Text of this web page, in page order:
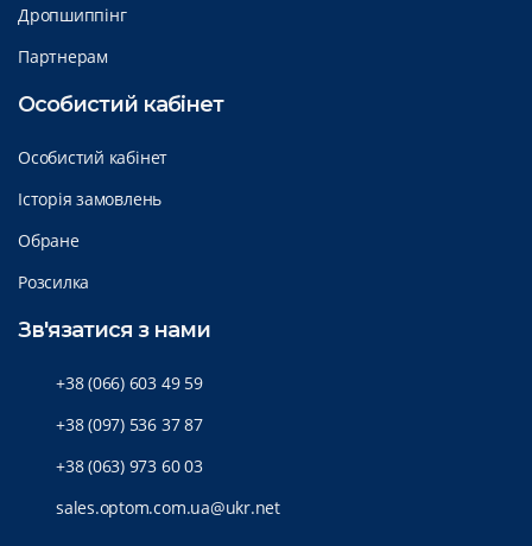
Дропшиппінг
Партнерам
Особистий кабінет
Особистий кабінет
Історія замовлень
Обране
Розсилка
Зв'язатися з нами
+38 (066) 603 49 59
+38 (097) 536 37 87
+38 (063) 973 60 03
sales.optom.com.ua@ukr.net